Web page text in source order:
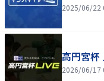
2025/06/22
高円宮杯
2026/06/17